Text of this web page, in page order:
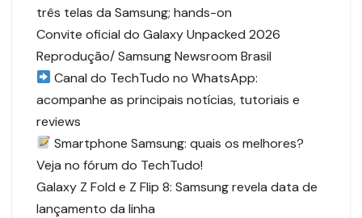
três telas da Samsung; hands-on
Convite oficial do Galaxy Unpacked 2026
Reprodução/ Samsung Newsroom Brasil
Canal do TechTudo no WhatsApp:
acompanhe as principais notícias, tutoriais e
reviews
Smartphone Samsung: quais os melhores?
Veja no fórum do TechTudo!
Galaxy Z Fold e Z Flip 8: Samsung revela data de
lançamento da linha